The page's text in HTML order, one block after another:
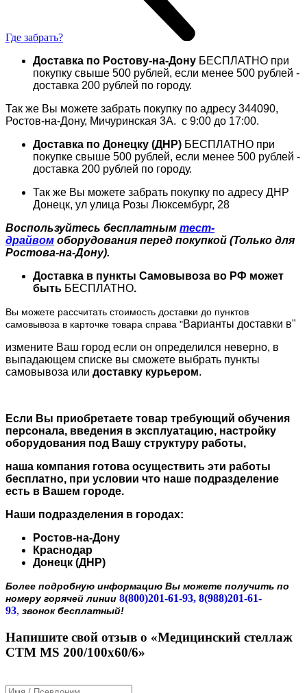
Где забрать?
Доставка по Ростову-на-Дону БЕСПЛАТНО при
покупку свыше 500 рублей, если менее 500 рублей -
доставка 200 рублей по городу.
Так же Вы можете забрать покупку по адресу 344090,
Ростов­-на-­Дону, Мичуринская 3А. с 9:00 до 17:00.
Доставка по Донецку (ДНР) БЕСПЛАТНО при
покупке свыше 500 рублей, если менее 500 рублей -
доставка 200 рублей по городу.
Так же Вы можете забрать покупку по адресу ДНР
Донецк, ул улица Розы Люксембург, 28
Воспользуйтесь бесплатным тест-
драйвом оборудования перед покупкой (Только для
Ростова-на-Дону).
Доставка в пункты Самовывоза во РФ может
быть БЕСПЛАТНО.
Вы можете рассчитать стоимость доставки до пунктов
самовывоза в карточке товара справа "Варианты доставки в"
измените Ваш город если он определился неверно, в
выпадающем списке вы сможете выбрать пункты
самовывоза или доставку курьером.
Если Вы приобретаете товар требующий обучения
персонала, введения в эксплуатацию, настройку
оборудования под Вашу структуру работы,
наша компания готова осуществить эти работы
бесплатно, при условии что наше подразделение
есть в Вашем городе.
Наши подразделения в городах:
Ростов-на-Дону
Краснодар
Донецк (ДНР)
Более подробную информацию Вы можете получить по
номеру горячей линии 8(800)201-61-93, 8(988)201-61-
93, звонок бесплатный!
Напишите свой отзыв о «Медицинский стеллаж
СТМ MS 200/100х60/6»